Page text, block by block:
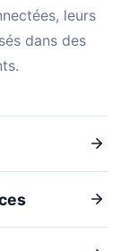
leurs
dans des